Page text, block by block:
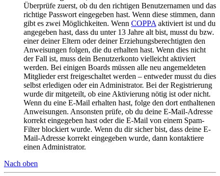
Überprüfe zuerst, ob du den richtigen Benutzernamen und das
richtige Passwort eingegeben hast. Wenn diese stimmen, dann
gibt es zwei Möglichkeiten. Wenn COPPA aktiviert ist und du
angegeben hast, dass du unter 13 Jahre alt bist, musst du bzw.
einer deiner Eltern oder deiner Erziehungsberechtigten den
Anweisungen folgen, die du erhalten hast. Wenn dies nicht
der Fall ist, muss dein Benutzerkonto vielleicht aktiviert
werden. Bei einigen Boards müssen alle neu angemeldeten
Mitglieder erst freigeschaltet werden – entweder musst du dies
selbst erledigen oder ein Administrator. Bei der Registrierung
wurde dir mitgeteilt, ob eine Aktivierung nötig ist oder nicht.
Wenn du eine E-Mail erhalten hast, folge den dort enthaltenen
Anweisungen. Ansonsten prüfe, ob du deine E-Mail-Adresse
korrekt eingegeben hast oder die E-Mail von einem Spam-
Filter blockiert wurde. Wenn du dir sicher bist, dass deine E-
Mail-Adresse korrekt eingegeben wurde, dann kontaktiere
einen Administrator.
Nach oben